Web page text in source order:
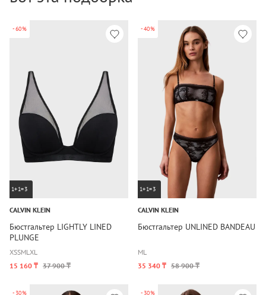
-60%
1+1=3
CALVIN KLEIN
Бюстгальтер LIGHTLY LINED
PLUNGE
XSSMLXL
15 160 ₸ 37 900 ₸
-40%
1+1=3
CALVIN KLEIN
Бюстгальтер UNLINED BANDEAU
ML
35 340 ₸ 58 900 ₸
-30% -30%